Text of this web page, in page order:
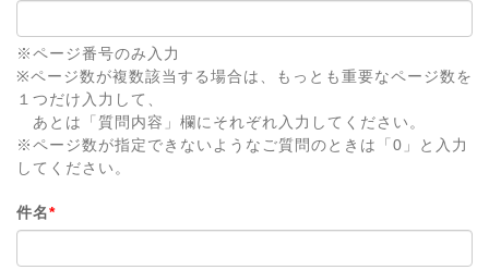
※ページ番号のみ入力
※ページ数が複数該当する場合は、もっとも重要なページ数を
１つだけ入力して、
あとは「質問内容」欄にそれぞれ入力してください。
※ページ数が指定できないようなご質問のときは「0」と入力
してください。
件名*